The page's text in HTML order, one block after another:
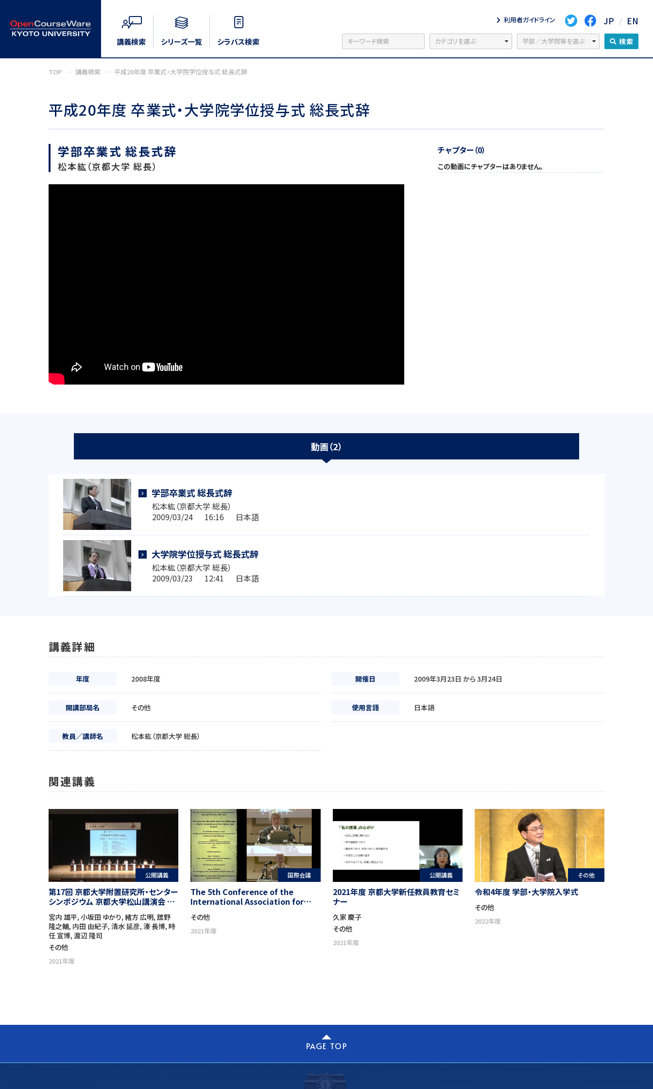
講義検索 シリーズ一覧 シラバス検索
利用者ガイドライン JP EN
検索
TOP 講義検索 平成20年度 卒業式・大学院学位授与式 総長式辞
平成20年度 卒業式・大学院学位授与式 総長式辞
学部卒業式 総長式辞
松本紘（京都大学 総長）
チャプター（0）
この動画にチャプターはありません。
動画（2）
学部卒業式 総長式辞
松本紘（京都大学 総長）
2009/03/24 16:16 日本語
大学院学位授与式 総長式辞
松本紘（京都大学 総長）
2009/03/23 12:41 日本語
講義詳細
年度 2008年度 開催日 2009年3月23日 から 3月24日
開講部局名 その他 使用言語 日本語
教員／講師名 松本紘（京都大学 総長）
関連講義
公開講義
第17回 京都大学附置研究所・センター
シンポジウム 京都大学松山講演会 京
都からの挑戦 －地球社会の調和ある
共存に向けて－「パラダイムシフト －
新しい世界を創る京大」
宮内 雄平, 小坂田 ゆかり, 緒方 広明, 舘野
隆之輔, 内田 由紀子, 清水 延彦, 湊 長博, 時
任 宣博, 渡辺 隆司
その他
2021年度
国際会議
The 5th Conference of the
International Association for
Japanese Philosophy “95 Years
after the Birth of Nishida
Philosophy-‘Basho’ as Symbiosis
その他
2021年度
公開講義
2021年度 京都大学新任教員教育セミ
ナー
久家 慶子
その他
2021年度
その他
令和4年度 学部・大学院入学式
その他
2022年度
PAGE TOP